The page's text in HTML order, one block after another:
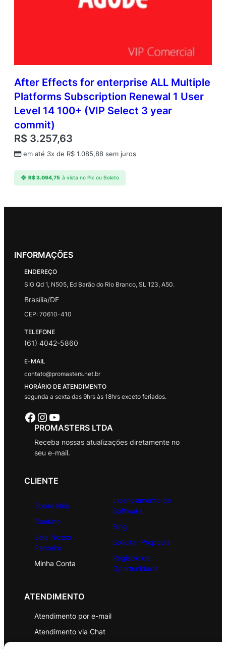
After Effects for enterprise ALL Multiple
Platforms Subscription Renewal 1 User
Level 14 100+ (VIP Select 3 year
commit)
R$ 3.257,63
em até 3x de R$ 1.085,88 sem juros
R$3.094,75 à vista no Pix ou Boleto
INFORMAÇÕES
ENDEREÇO
SIG Qd 1, N505, Ed Barão do Rio Branco, SL 123, A50.
Brasília/DF
CEP: 70610-410
TELEFONE
(61) 4042-5860
E-MAIL
contato@promasters.net.br
HORÁRIO DE ATENDIMENTO
segunda a sexta das 9hrs às 18hrs exceto feriados.
Facebook Instagram Youtube
PROMASTERS LTDA
Receba nossas atualizações diretamente no
seu e-mail.
CLIENTE
Sobre Nós
Contato
Seja Nosso
Parceiro
Minha Conta
Licenciamento de
Software
Blog
Solicitar Proposta
Registro de
Oportunidade
ATENDIMENTO
Atendimento por e-mail
Atendimento via Chat